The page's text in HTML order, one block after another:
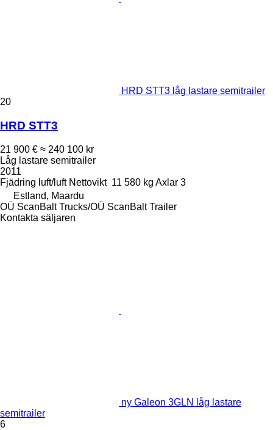
HRD STT3 låg lastare semitrailer
20
HRD STT3
21 900 € ≈ 240 100 kr
Låg lastare semitrailer
2011
Fjädring luft/luft Nettovikt 11 580 kg Axlar 3
Estland, Maardu
OÜ ScanBalt Trucks/OÜ ScanBalt Trailer
Kontakta säljaren
ny Galeon 3GLN låg lastare
semitrailer
6